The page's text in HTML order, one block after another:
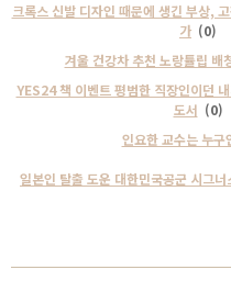
크록스 신발 디자인 때문에 생긴 부상,
가 (0)
겨울 건강차 추천 노랑튤립 배
YES24 책 이벤트 평범한 직장인이던
도서 (0)
인요한 교수는 누구
일본인 탈출 도운 대한민국공군 시그